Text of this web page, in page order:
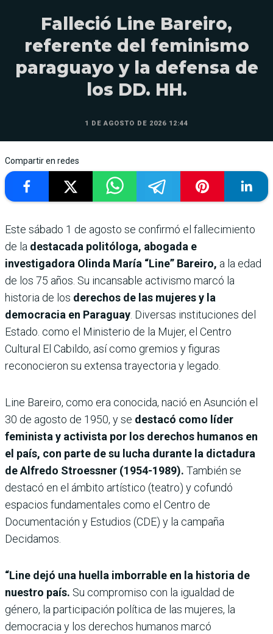
Falleció Line Bareiro,
referente del feminismo
paraguayo y la defensa de
los DD. HH.
1 DE AGOSTO DE 2026 12:44
Compartir en redes
Este sábado 1 de agosto se confirmó el fallecimiento
de la destacada politóloga, abogada e
investigadora Olinda María “Line” Bareiro, a la edad
de los 75 años. Su incansable activismo marcó la
historia de los derechos de las mujeres y la
democracia en Paraguay. Diversas instituciones del
Estado. como el Ministerio de la Mujer, el Centro
Cultural El Cabildo, así como gremios y figuras
reconocieron su extensa trayectoria y legado.
Line Bareiro, como era conocida, nació en Asunción el
30 de agosto de 1950, y se destacó como líder
feminista y activista por los derechos humanos en
el país, con parte de su lucha durante la dictadura
de Alfredo Stroessner (1954-1989). También se
destacó en el ámbito artístico (teatro) y cofundó
espacios fundamentales como el Centro de
Documentación y Estudios (CDE) y la campaña
Decidamos.
“Line dejó una huella imborrable en la historia de
nuestro país. Su compromiso con la igualdad de
género, la participación política de las mujeres, la
democracia y los derechos humanos marcó